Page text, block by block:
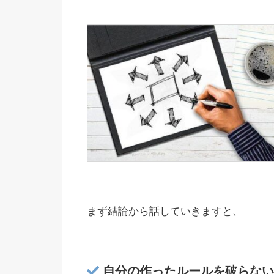
まず結論から話していきますと、
自分の作ったルールを破らな